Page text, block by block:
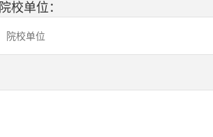
院校单位：